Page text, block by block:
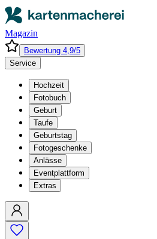
Magazin
Bewertung 4,9/5
Service
Hochzeit
Fotobuch
Geburt
Taufe
Geburtstag
Fotogeschenke
Anlässe
Eventplattform
Extras